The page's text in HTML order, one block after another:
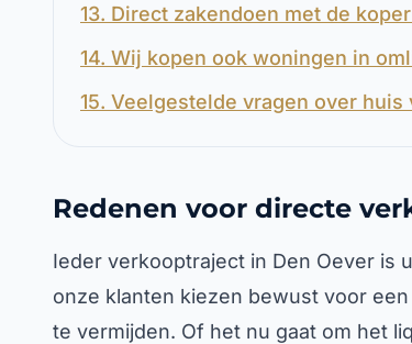
13. Direct zakendoen met de
14. Wij kopen ook woningen in
15. Veelgestelde vragen over
Redenen voor directe
Ieder verkooptraject in Den Oever is
onze klanten kiezen bewust voor
te vermijden. Of het nu gaat om het